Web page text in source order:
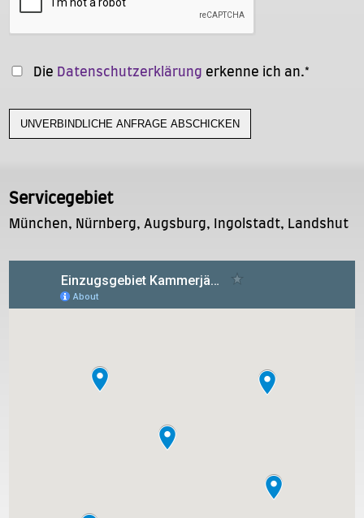
Die Datenschutzerklärung erkenne ich an.*
Servicegebiet
München, Nürnberg, Augsburg, Ingolstadt, Landshut